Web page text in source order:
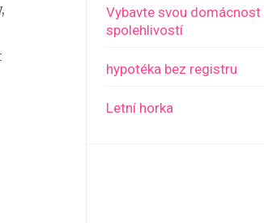
Vybavte svou domácnost
spolehlivostí
hypotéka bez registru
Letní horka